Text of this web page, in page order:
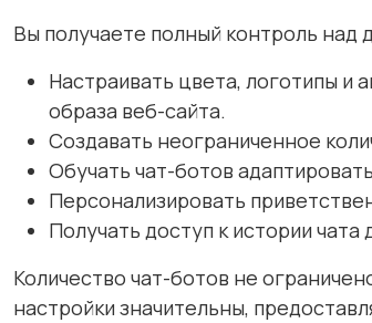
Вы получаете полный контроль над
Настраивать цвета, логотипы и
образа веб-сайта.
Создавать неограниченное
Обучать чат-ботов
Персонализировать
Получать доступ к истории
Количество чат-ботов не
настройки значительны,